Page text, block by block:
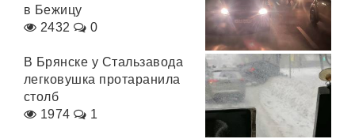
в Бежицу
2432
0
В Брянске у Стальзавода
легковушка протаранила
столб
1974
1